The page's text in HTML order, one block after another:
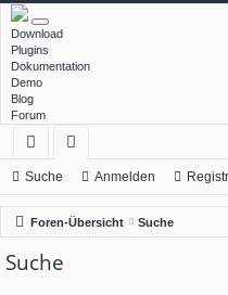
Download
Plugins
Dokumentation
Demo
Blog
Forum
ch
ne
llz
ug
en
Suche Anmelden
Foren-Übersicht Suche
Suche